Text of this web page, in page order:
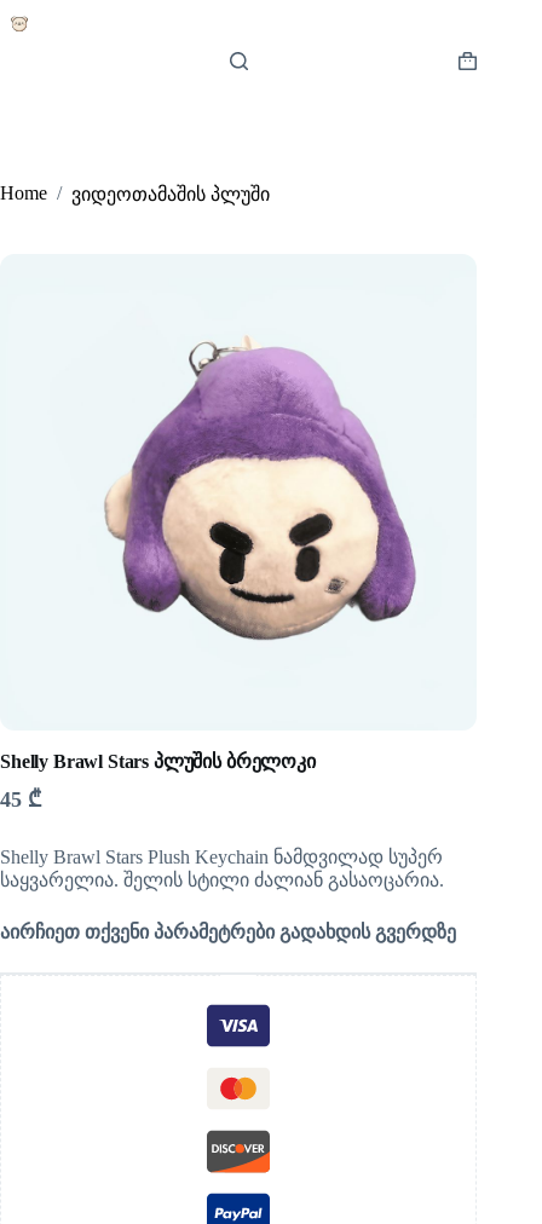
to
Shopping
Home / ვიდეოთამაშის პლუში
Shelly Brawl Stars პლუშის ბრელოკი
45 ₾
Shelly Brawl Stars Plush Keychain ნამდვილად სუპერ
საყვარელია. შელის სტილი ძალიან გასაოცარია.
აირჩიეთ თქვენი პარამეტრები გადახდის გვერდზე